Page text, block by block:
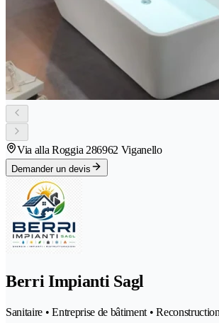
Via alla Roggia 286962 Viganello
Demander un devis
Berri Impianti Sagl
Sanitaire • Entreprise de bâtiment •